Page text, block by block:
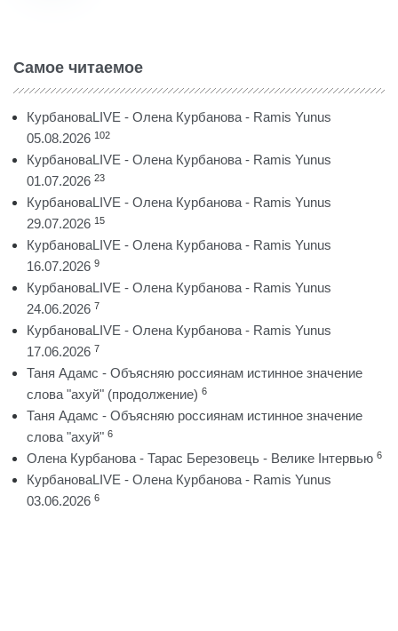
Самое читаемое
КурбановаLIVE - Олена Курбанова - Ramis Yunus
05.08.2026 102
КурбановаLIVE - Олена Курбанова - Ramis Yunus
01.07.2026 23
КурбановаLIVE - Олена Курбанова - Ramis Yunus
29.07.2026 15
КурбановаLIVE - Олена Курбанова - Ramis Yunus
16.07.2026 9
КурбановаLIVE - Олена Курбанова - Ramis Yunus
24.06.2026 7
КурбановаLIVE - Олена Курбанова - Ramis Yunus
17.06.2026 7
Таня Адамс - Объясняю россиянам истинное значение
слова "ахуй" (продолжение) 6
Таня Адамс - Объясняю россиянам истинное значение
слова "ахуй" 6
Олена Курбанова - Тарас Березовець - Велике Інтервью 6
КурбановаLIVE - Олена Курбанова - Ramis Yunus
03.06.2026 6